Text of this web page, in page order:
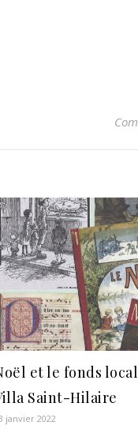
et le fonds
Saint-Hilaire
janvier 2022